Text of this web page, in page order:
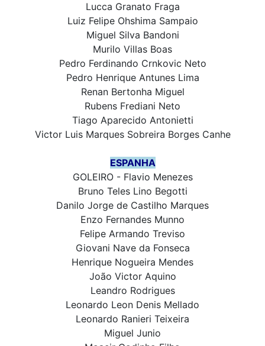
Lucca Granato Fraga
Luiz Felipe Ohshima Sampaio
Miguel Silva Bandoni
Murilo Villas Boas
Pedro Ferdinando Crnkovic Neto
Pedro Henrique Antunes Lima
Renan Bertonha Miguel
Rubens Frediani Neto
Tiago Aparecido Antonietti
Victor Luis Marques Sobreira Borges Canhe
ESPANHA
GOLEIRO - Flavio Menezes
Bruno Teles Lino Begotti
Danilo Jorge de Castilho Marques
Enzo Fernandes Munno
Felipe Armando Treviso
Giovani Nave da Fonseca
Henrique Nogueira Mendes
João Victor Aquino
Leandro Rodrigues
Leonardo Leon Denis Mellado
Leonardo Ranieri Teixeira
Miguel Junio